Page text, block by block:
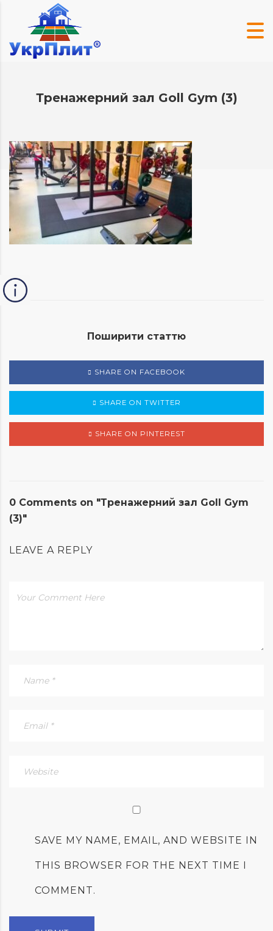
Тренажерний зал Goll Gym (3)
Поширити статтю
SHARE ON FACEBOOK
SHARE ON TWITTER
SHARE ON PINTEREST
0 Comments on "Тренажерний зал Goll Gym
(3)"
LEAVE A REPLY
SAVE MY NAME, EMAIL, AND WEBSITE IN
THIS BROWSER FOR THE NEXT TIME I
COMMENT.